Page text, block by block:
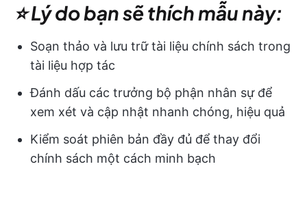
⭐ Lý do bạn sẽ thích mẫu này:
Soạn thảo và lưu trữ tài liệu chính sách trong
tài liệu hợp tác
Đánh dấu các trưởng bộ phận nhân sự để
xem xét và cập nhật nhanh chóng, hiệu quả
Kiểm soát phiên bản đầy đủ để thay đổi
chính sách một cách minh bạch